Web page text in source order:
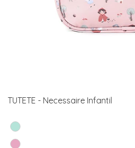
TUTETE - Necessaire Infantil